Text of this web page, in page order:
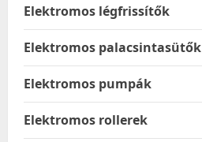
Elektromos légfrissítők
Elektromos palacsintasütők
Elektromos pumpák
Elektromos rollerek